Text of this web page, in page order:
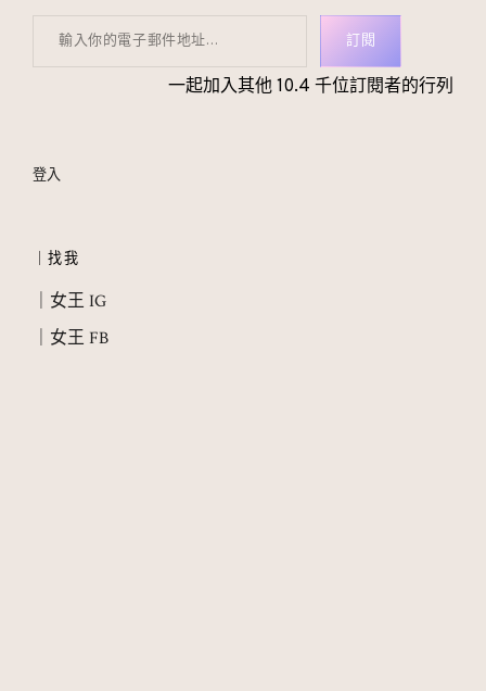
訂閱
一起加入其他 10.4 千位訂閱者的行列
登入
｜找我
｜女王 IG
｜女王 FB